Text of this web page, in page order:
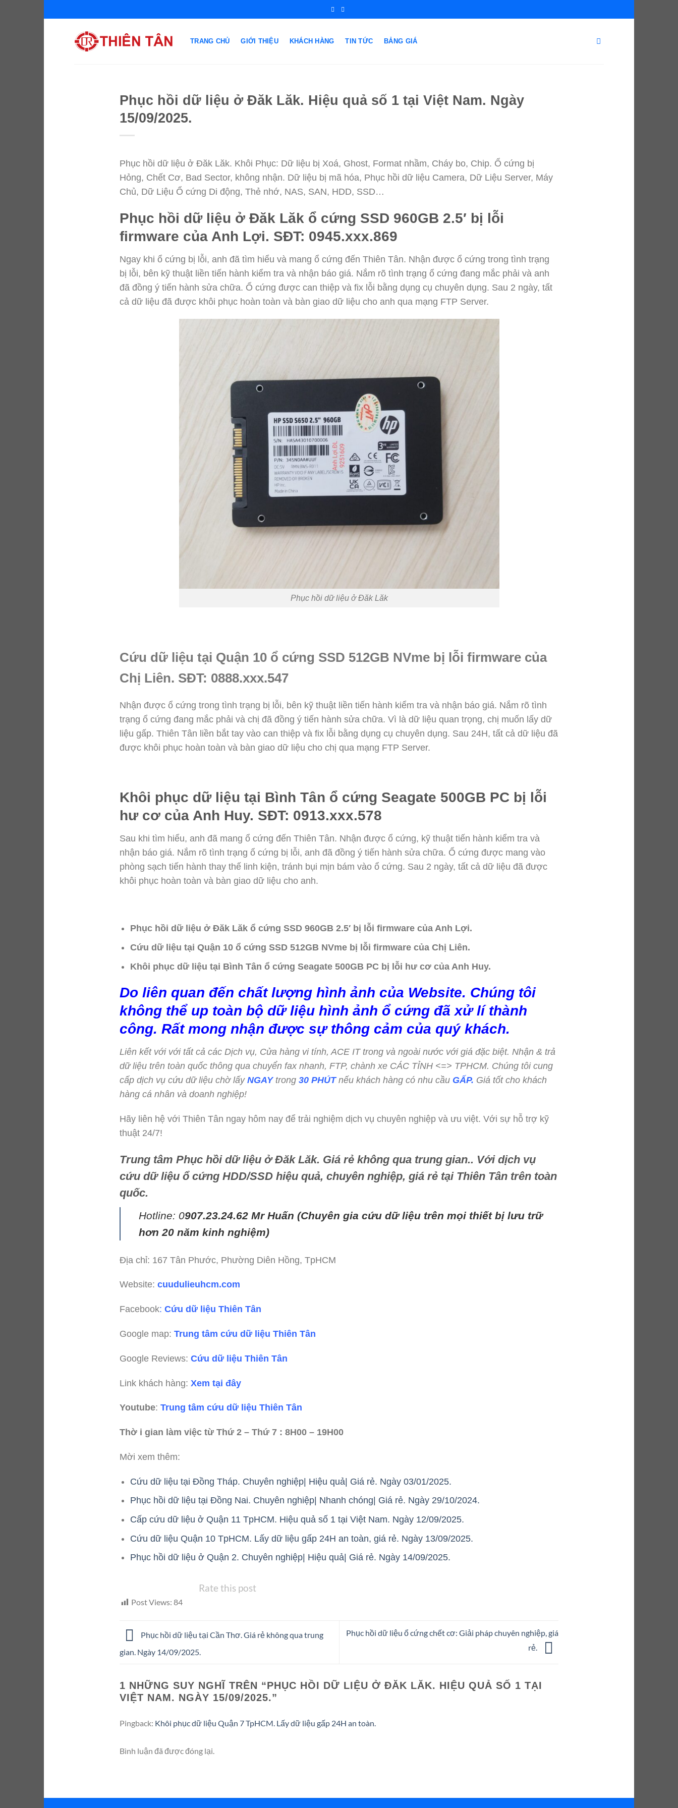
đến
TRANG CHỦ GIỚI THIỆU KHÁCH HÀNG TIN TỨC BẢNG GIÁ
Phục hồi dữ liệu ở Đăk Lăk. Hiệu quả số 1 tại Việt Nam. Ngày
15/09/2025.
Phục hồi dữ liệu ở Đăk Lăk. Khôi Phục: Dữ liệu bị Xoá, Ghost, Format nhầm, Cháy bo, Chip. Ổ cứng bị
Hỏng, Chết Cơ, Bad Sector, không nhận. Dữ liệu bị mã hóa, Phục hồi dữ liệu Camera, Dữ Liệu Server, Máy
Chủ, Dữ Liệu Ổ cứng Di động, Thẻ nhớ, NAS, SAN, HDD, SSD…
Phục hồi dữ liệu ở Đăk Lăk ổ cứng SSD 960GB 2.5′ bị lỗi
firmware của Anh Lợi. SĐT: 0945.xxx.869
Ngay khi ổ cứng bị lỗi, anh đã tìm hiểu và mang ổ cứng đến Thiên Tân. Nhận được ổ cứng trong tình trạng
bị lỗi, bên kỹ thuật liền tiến hành kiểm tra và nhận báo giá. Nắm rõ tình trạng ổ cứng đang mắc phải và anh
đã đồng ý tiến hành sửa chữa. Ổ cứng được can thiệp và fix lỗi bằng dụng cụ chuyên dụng. Sau 2 ngày, tất
cả dữ liệu đã được khôi phục hoàn toàn và bàn giao dữ liệu cho anh qua mạng FTP Server.
Phục hồi dữ liệu ở Đăk Lăk
Cứu dữ liệu tại Quận 10 ổ cứng SSD 512GB NVme bị lỗi firmware của
Chị Liên. SĐT: 0888.xxx.547
Nhận được ổ cứng trong tình trạng bị lỗi, bên kỹ thuật liền tiến hành kiểm tra và nhận báo giá. Nắm rõ tình
trạng ổ cứng đang mắc phải và chị đã đồng ý tiến hành sửa chữa. Vì là dữ liệu quan trọng, chị muốn lấy dữ
liệu gấp. Thiên Tân liền bắt tay vào can thiệp và fix lỗi bằng dụng cụ chuyên dụng. Sau 24H, tất cả dữ liệu đã
được khôi phục hoàn toàn và bàn giao dữ liệu cho chị qua mạng FTP Server.
Khôi phục dữ liệu tại Bình Tân ổ cứng Seagate 500GB PC bị lỗi
hư cơ của Anh Huy. SĐT: 0913.xxx.578
Sau khi tìm hiểu, anh đã mang ổ cứng đến Thiên Tân. Nhận được ổ cứng, kỹ thuật tiến hành kiểm tra và
nhận báo giá. Nắm rõ tình trạng ổ cứng bị lỗi, anh đã đồng ý tiến hành sửa chữa. Ổ cứng được mang vào
phòng sạch tiến hành thay thế linh kiện, tránh bụi mịn bám vào ổ cứng. Sau 2 ngày, tất cả dữ liệu đã được
khôi phục hoàn toàn và bàn giao dữ liệu cho anh.
Phục hồi dữ liệu ở Đăk Lăk ổ cứng SSD 960GB 2.5′ bị lỗi firmware của Anh Lợi.
Cứu dữ liệu tại Quận 10 ổ cứng SSD 512GB NVme bị lỗi firmware của Chị Liên.
Khôi phục dữ liệu tại Bình Tân ổ cứng Seagate 500GB PC bị lỗi hư cơ của Anh Huy.
Do liên quan đến chất lượng hình ảnh của Website. Chúng tôi
không thể up toàn bộ dữ liệu hình ảnh ổ cứng đã xử lí thành
công. Rất mong nhận được sự thông cảm của quý khách.
Liên kết với với tất cả các Dịch vụ, Cửa hàng vi tính, ACE IT trong và ngoài nước với giá đặc biệt. Nhận & trả
dữ liệu trên toàn quốc thông qua chuyển fax nhanh, FTP, chành xe CÁC TỈNH <=> TPHCM. Chúng tôi cung
cấp dịch vụ cứu dữ liệu chờ lấy NGAYtrong 30 PHÚTnếu khách hàng có nhu cầu GẤP. Giá tốt cho khách
hàng cá nhân và doanh nghiệp!
Hãy liên hệ với Thiên Tân ngay hôm nay để trải nghiệm dịch vụ chuyên nghiệp và ưu việt. Với sự hỗ trợ kỹ
thuật 24/7!
Trung tâm Phục hồi dữ liệu ở Đăk Lăk. Giá rẻ không qua trung gian.. Với dịch vụ
cứu dữ liệu ổ cứng HDD/SSD hiệu quả, chuyên nghiệp, giá rẻ tại Thiên Tân trên toàn
quốc.
Hotline: 0907.23.24.62 Mr Huấn (Chuyên gia cứu dữ liệu trên mọi thiết bị lưu trữ
hơn 20 năm kinh nghiệm)
Địa chỉ: 167 Tân Phước, Phường Diên Hồng, TpHCM
Website: cuudulieuhcm.com
Facebook: Cứu dữ liệu Thiên Tân
Google map: Trung tâm cứu dữ liệu Thiên Tân
Google Reviews: Cứu dữ liệu Thiên Tân
Link khách hàng: Xem tại đây
Youtube: Trung tâm cứu dữ liệu Thiên Tân
Thờ i gian làm việc từ Thứ 2 – Thứ 7 : 8H00 – 19H00
Mời xem thêm:
Cứu dữ liệu tại Đồng Tháp. Chuyên nghiệp| Hiệu quả| Giá rẻ. Ngày 03/01/2025.
Phục hồi dữ liệu tại Đồng Nai. Chuyên nghiệp| Nhanh chóng| Giá rẻ. Ngày 29/10/2024.
Cấp cứu dữ liệu ở Quận 11 TpHCM. Hiệu quả số 1 tại Việt Nam. Ngày 12/09/2025.
Cứu dữ liệu Quận 10 TpHCM. Lấy dữ liệu gấp 24H an toàn, giá rẻ. Ngày 13/09/2025.
Phục hồi dữ liệu ở Quận 2. Chuyên nghiệp| Hiệu quả| Giá rẻ. Ngày 14/09/2025.
Rate this post
Post Views: 84
Phục hồi dữ liệu tại Cần Thơ. Giá rẻ không qua trung
gian. Ngày 14/09/2025.
Phục hồi dữ liệu ổ cứng chết cơ: Giải pháp chuyên nghiệp, giá
rẻ.
1 NHỮNG SUY NGHĨ TRÊN “PHỤC HỒI DỮ LIỆU Ở ĐĂK LĂK. HIỆU QUẢ SỐ 1 TẠI
VIỆT NAM. NGÀY 15/09/2025.”
Pingback: Khôi phục dữ liệu Quận 7 TpHCM. Lấy dữ liệu gấp 24H an toàn.
Bình luận đã được đóng lại.